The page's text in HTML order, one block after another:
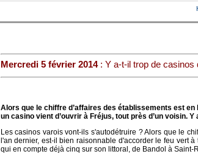
Mercredi 5 février 2014: Y a-t-il trop de casinos
Alors que le chiffre d’affaires des établissements est
un casino vient d’ouvrir à Fréjus, tout près d’un voisin.
Les casinos varois vont-ils s'autodétruire ? Alors que le
l'an dernier, est-il bien raisonnable d'accorder le feu vert
qui en compte déjà cinq sur son littoral, de Bandol à Saint-